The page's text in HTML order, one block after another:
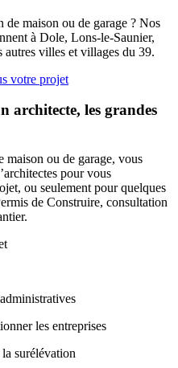
de maison ou de garage ? Nos
à Dole, Lons-le-Saunier,
autres villes et villages du 39.
votre projet
architecte, les grandes
maison ou de garage, vous
pour vous
ou seulement pour quelques
de Construire, consultation
les entreprises
surélévation